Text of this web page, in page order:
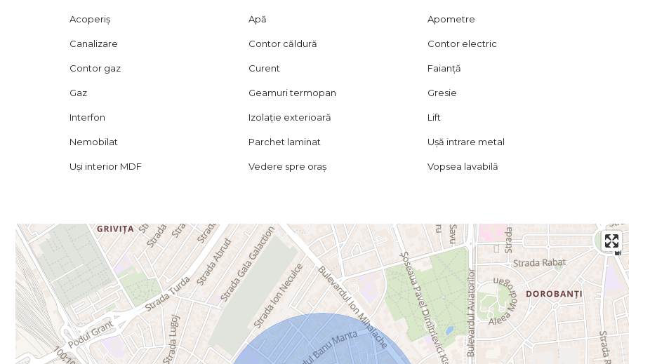
Aproape de Primăria Sectorului 1
Zonă cu cerere ridicată pentru închiriere
Investiție imobiliară – randament:
Apartamentul poate genera un venit din închiriere de aproximativ 800–900 euro/lună, ceea ce înseamnă un venit
anual estimat între 9.600 și 10.800 euro.
Astfel, în doar 5 ani de închiriere, se poate obține un venit total cuprins între 48.000 și 54.000 euro, reprezentând
un randament de aproximativ 23,5% – 26,5% din valoarea de achiziție.
de creștere.
Preț: 203.500 euro / Negociabil
Prezentare Video : https://vm.tiktok.com/ZNR4hgoyK/
Pentru detalii suplimentare și programarea unei vizionări, contactați B-North Real Estate.
Acoperiș Apă Apometre
Canalizare Contor căldură Contor electric
Contor gaz Curent Faianță
Gaz Geamuri termopan Gresie
Interfon Izolație exterioară Lift
Nemobilat Parchet laminat Ușă intrare metal
Uși interior MDF Vedere spre oraș Vopsea lavabilă